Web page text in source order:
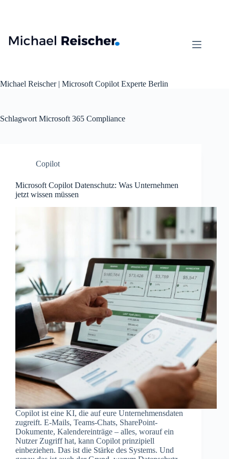
Michael Reischer | Microsoft Copilot Experte Berlin
Schlagwort Microsoft 365 Compliance
Copilot
Microsoft Copilot Datenschutz: Was Unternehmen
jetzt wissen müssen
Copilot ist eine KI, die auf eure Unternehmensdaten
zugreift. E-Mails, Teams-Chats, SharePoint-
Dokumente, Kalendereinträge – alles, worauf ein
Nutzer Zugriff hat, kann Copilot prinzipiell
einbeziehen. Das ist die Stärke des Systems. Und